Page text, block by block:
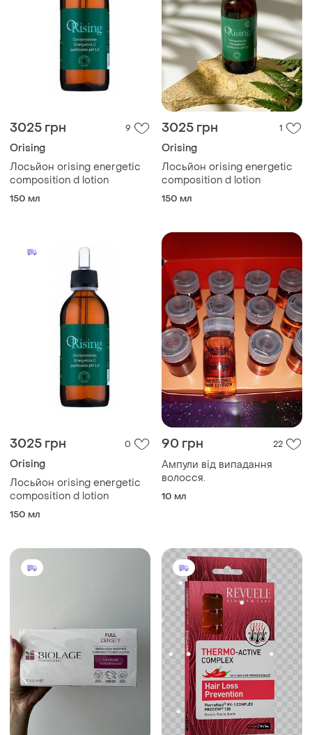
3025 грн 9
Orising
Лосьйон orising energetic
composition d lotion
150 мл
3025 грн 1
Orising
Лосьйон orising energetic
composition d lotion
150 мл
3025 грн 0
Orising
Лосьйон orising energetic
composition d lotion
150 мл
90 грн 22
Ампули від випадання
волосся.
10 мл